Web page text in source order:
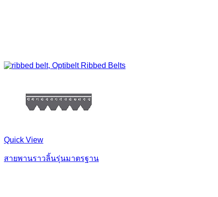
Quick View
สายพานราวลิ้นรุ่นมาตรฐาน